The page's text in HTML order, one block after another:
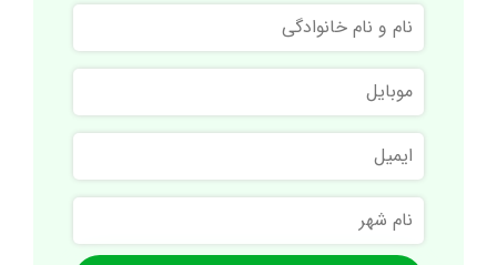
نام
و
نام
خانوادگی
موبایل
ایمیل
نام
شهر